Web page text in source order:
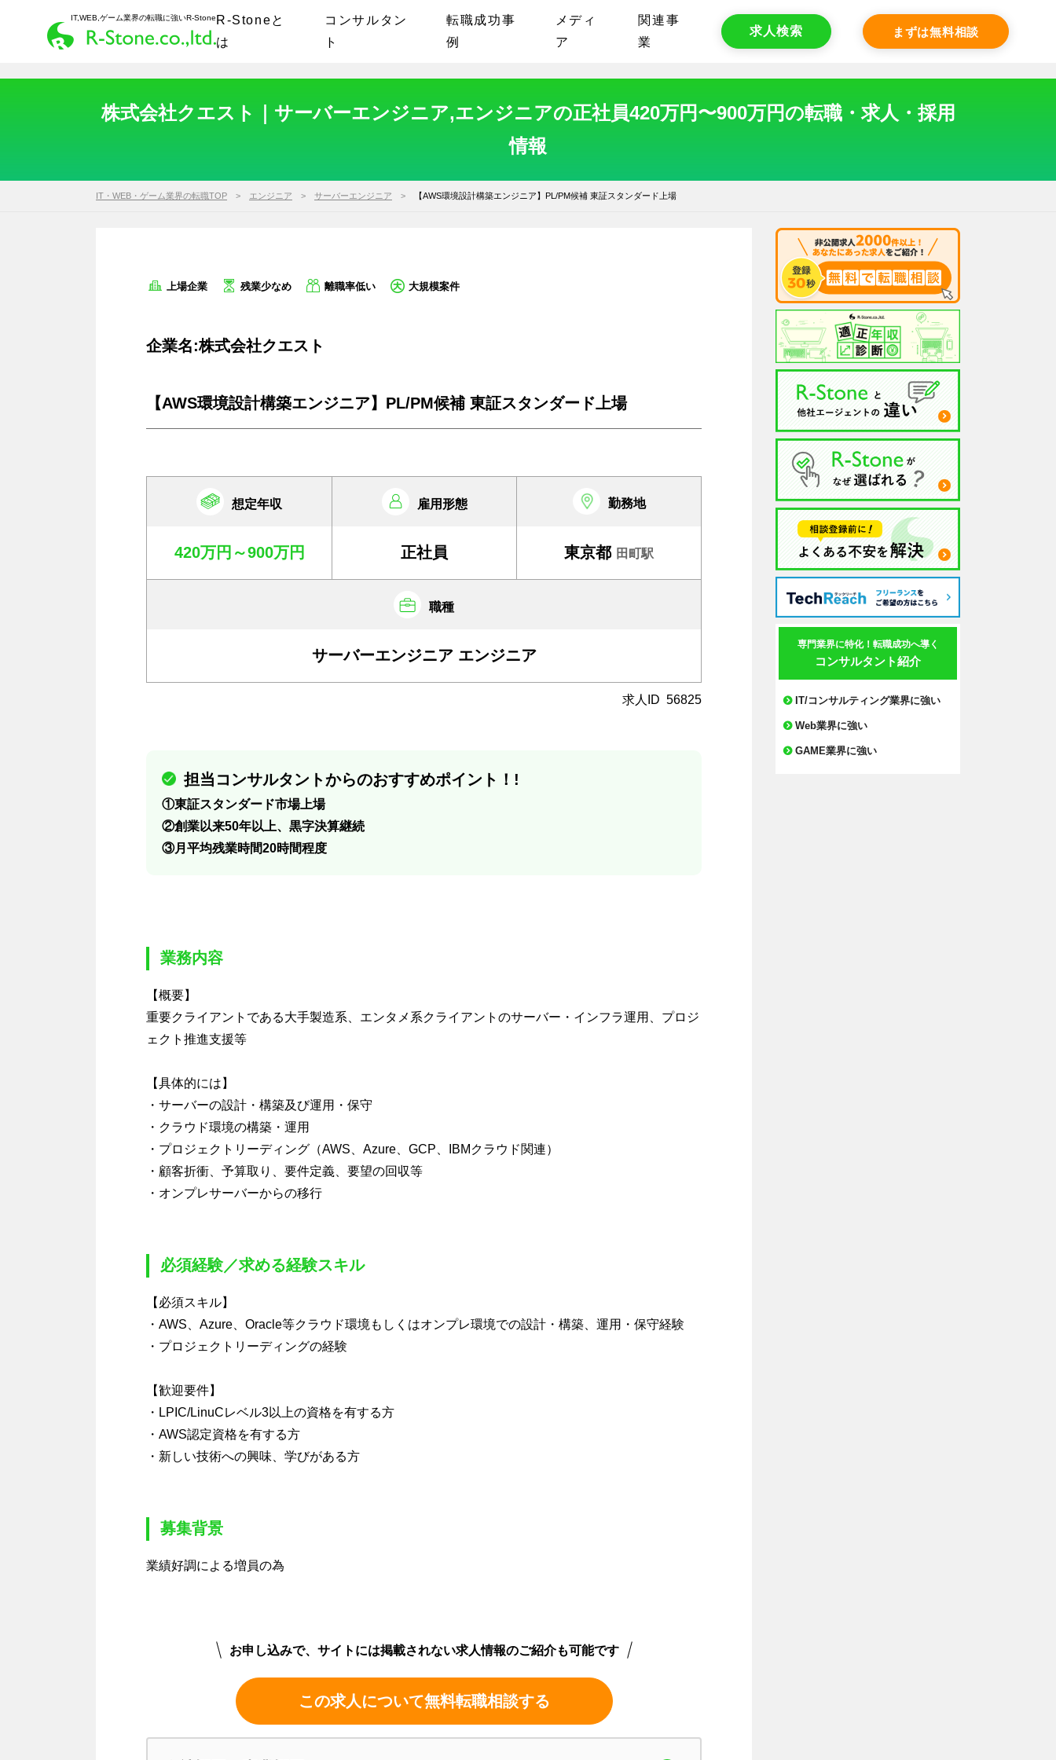
IT,WEB,ゲーム業界の転職に強いR-Stone R-Stoneと
は
コンサルタン
ト
転職成功事
例
メディ
ア
関連事
業
求人検索 まずは無料相談
株式会社クエスト｜サーバーエンジニア,エンジニアの正社員420万円〜900万円の転職・求人・採用
情報
IT・WEB・ゲーム業界の転職TOP エンジニア サーバーエンジニア 【AWS環境設計構築エンジニア】PL/PM候補 東証スタンダード上場
上場企業 残業少なめ 離職率低い 大規模案件
企業名:株式会社クエスト
【AWS環境設計構築エンジニア】PL/PM候補 東証スタンダード上場
想定年収 雇用形態 勤務地
420万円～900万円 正社員 東京都 田町駅
職種
サーバーエンジニア エンジニア
求人ID 56825
担当コンサルタントからのおすすめポイント！!
①東証スタンダード市場上場
②創業以来50年以上、黒字決算継続
③月平均残業時間20時間程度
業務内容
【概要】
重要クライアントである大手製造系、エンタメ系クライアントのサーバー・インフラ運用、プロジ
ェクト推進支援等
【具体的には】
・サーバーの設計・構築及び運用・保守
・クラウド環境の構築・運用
・プロジェクトリーディング（AWS、Azure、GCP、IBMクラウド関連）
・顧客折衝、予算取り、要件定義、要望の回収等
・オンプレサーバーからの移行
必須経験／求める経験スキル
【必須スキル】
・AWS、Azure、Oracle等クラウド環境もしくはオンプレ環境での設計・構築、運用・保守経験
・プロジェクトリーディングの経験
【歓迎要件】
・LPIC/LinuCレベル3以上の資格を有する方
・AWS認定資格を有する方
・新しい技術への興味、学びがある方
募集背景
業績好調による増員の為
お申し込みで、サイトには掲載されない求人情報のご紹介も可能です
この求人について無料転職相談する
専門業界に特化！転職成功へ導く
コンサルタント紹介
IT/コンサルティング業界に強い
Web業界に強い
GAME業界に強い